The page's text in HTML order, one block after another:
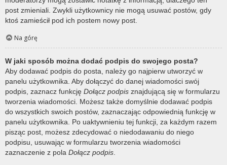
post zmieniali. Zwykli użytkownicy nie mogą usuwać postów, gdy
ktoś zamieścił pod ich postem nowy post.
Na górę
W jaki sposób można dodać podpis do swojego posta?
Aby dodawać podpis do posta, należy go najpierw utworzyć w
panelu użytkownika. Aby dołączyć do danej wiadomości swój
podpis, zaznacz funkcję Dołącz podpis znajdującą się w formularzu
tworzenia wiadomości. Możesz także domyślnie dodawać podpis
do wszystkich swoich postów, zaznaczając odpowiednią funkcję w
panelu użytkownika. Po uaktywnieniu tej funkcji, za każdym razem
pisząc post, możesz zdecydować o niedodawaniu do niego
podpisu, usuwając w formularzu tworzenia wiadomości
zaznaczenie z pola Dołącz podpis.